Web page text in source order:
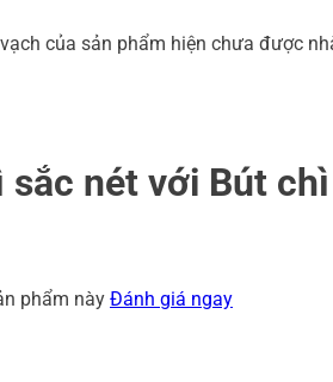
của sản phẩm hiện chưa được
nét với Bút
phẩm này Đánh giá ngay